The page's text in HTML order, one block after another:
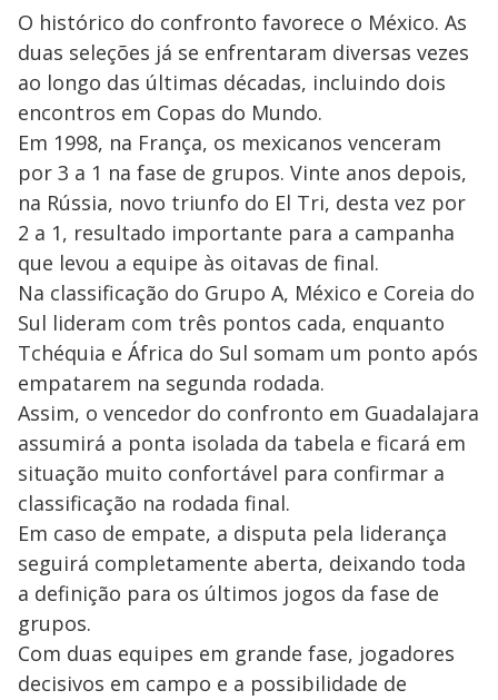
O histórico do confronto favorece o México. As
duas seleções já se enfrentaram diversas vezes
ao longo das últimas décadas, incluindo dois
encontros em Copas do Mundo.
Em 1998, na França, os mexicanos venceram
por 3 a 1 na fase de grupos. Vinte anos depois,
na Rússia, novo triunfo do El Tri, desta vez por
2 a 1, resultado importante para a campanha
que levou a equipe às oitavas de final.
Na classificação do Grupo A, México e Coreia do
Sul lideram com três pontos cada, enquanto
Tchéquia e África do Sul somam um ponto após
empatarem na segunda rodada.
Assim, o vencedor do confronto em Guadalajara
assumirá a ponta isolada da tabela e ficará em
situação muito confortável para confirmar a
classificação na rodada final.
Em caso de empate, a disputa pela liderança
seguirá completamente aberta, deixando toda
a definição para os últimos jogos da fase de
grupos.
Com duas equipes em grande fase, jogadores
decisivos em campo e a possibilidade de